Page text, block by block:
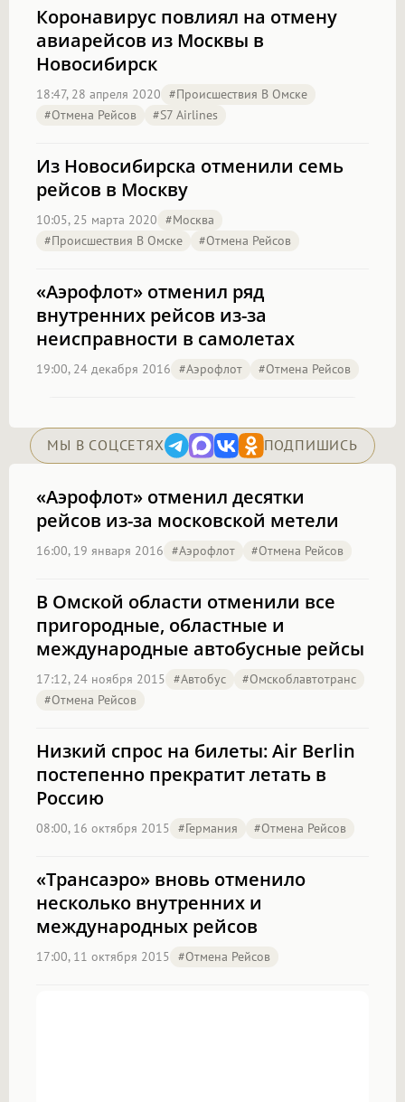
Коронавирус повлиял на отмену
авиарейсов из Москвы в
Новосибирск
18:47, 28 апреля 2020 #Происшествия В Омске
#отмена Рейсов
#S7 Airlines
Из Новосибирска отменили семь
рейсов в Москву
10:05, 25 марта 2020 #Москва
#Происшествия В Омске
#отмена Рейсов
«Аэрофлот» отменил ряд
внутренних рейсов из-за
неисправности в самолетах
19:00, 24 декабря 2016 #аэрофлот #отмена Рейсов
МЫ В СОЦСЕТЯХ ПОДПИШИСЬ
«Аэрофлот» отменил десятки
рейсов из-за московской метели
16:00, 19 января 2016 #аэрофлот #отмена Рейсов
В Омской области отменили все
пригородные, областные и
международные автобусные рейсы
17:12, 24 ноября 2015 #автобус
#омскоблавтотранс
#отмена Рейсов
Низкий спрос на билеты: Air Berlin
постепенно прекратит летать в
Россию
08:00, 16 октября 2015 #Германия #отмена Рейсов
«Трансаэро» вновь отменило
несколько внутренних и
международных рейсов
17:00, 11 октября 2015 #отмена Рейсов